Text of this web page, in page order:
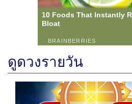
ดูดวงรายวัน